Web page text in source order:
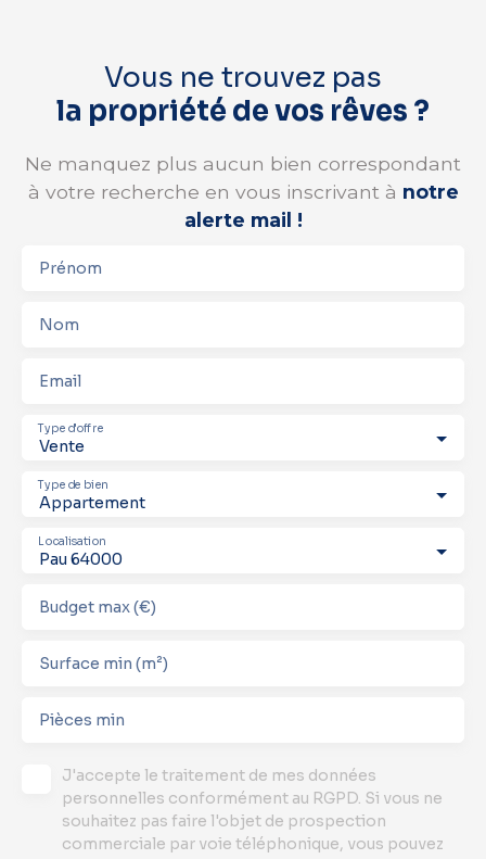
Vous ne trouvez pas
la propriété de vos rêves ?
Ne manquez plus aucun bien correspondant
à votre recherche en vous inscrivant à notre
alerte mail !
Prénom
Nom
Email
Vente
Type d'offre
Appartement
Type de bien
Pau 64000
Localisation
Budget max (€)
Surface min (m²)
Pièces min
J'accepte le traitement de mes données
personnelles conformément au RGPD. Si vous ne
souhaitez pas faire l'objet de prospection
commerciale par voie téléphonique, vous pouvez